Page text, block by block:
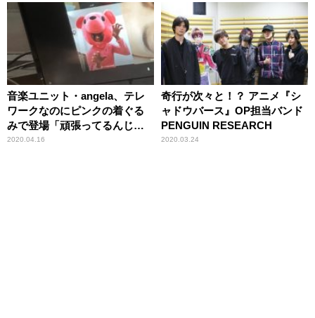
音楽ユニット・angela、テレ
ワークなのにピンクの着ぐる
みで登場「頑張ってるんじゃ
ないんです」
2020.04.16
奇行が次々と！？ アニメ『シ
ャドウバース』OP担当バンド
PENGUIN RESEARCH
2020.03.24